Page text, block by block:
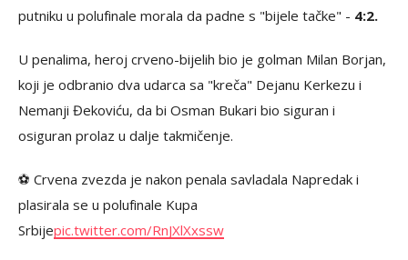
putniku u polufinale morala da padne s "bijele tačke" - 4:2.
U penalima, heroj crveno-bijelih bio je golman Milan Borjan,
koji je odbranio dva udarca sa "kreča" Dejanu Kerkezu i
Nemanji Đekoviću, da bi Osman Bukari bio siguran i
osiguran prolaz u dalje takmičenje.
⚽️ Crvena zvezda je nakon penala savladala Napredak i
plasirala se u polufinale Kupa
Srbijepic.twitter.com/RnJXlXxssw